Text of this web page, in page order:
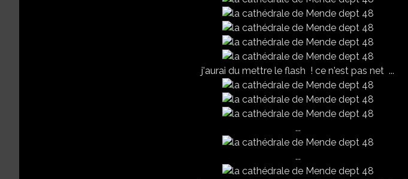
j'aurai du mettre le flash ! ce n'est pas net ...
...
...